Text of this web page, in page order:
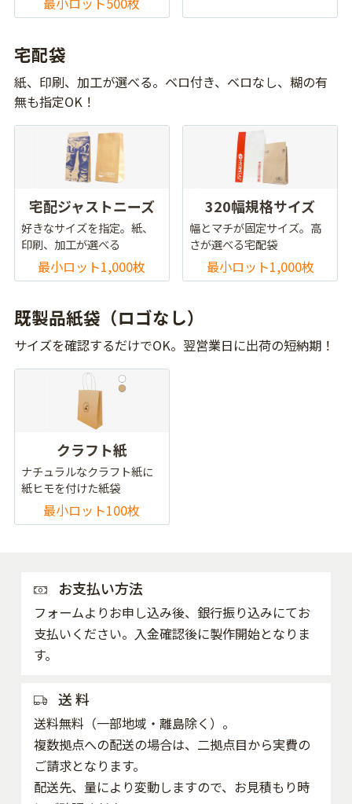
宅配袋
紙、印刷、加工が選べる。ベロ付き、ベロなし、糊の有
無も指定OK！
宅配ジャストニーズ
好きなサイズを指定。紙、
印刷、加工が選べる
最小ロット1,000枚
320幅規格サイズ
幅とマチが固定サイズ。高
さが選べる宅配袋
最小ロット1,000枚
既製品紙袋（ロゴなし）
サイズを確認するだけでOK。翌営業日に出荷の短納期！
クラフト紙
ナチュラルなクラフト紙に
紙ヒモを付けた紙袋
最小ロット100枚
お支払い方法
フォームよりお申し込み後、銀行振り込みにてお
支払いください。入金確認後に製作開始となりま
す。
送 料
送料無料（一部地域・離島除く）。
複数拠点への配送の場合は、二拠点目から実費の
ご請求となります。
配送先、量により変動しますので、お見積もり時